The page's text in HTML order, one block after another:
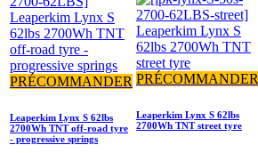
PRÉCOMMANDER
Leaperkim Lynx S 62lbs
2700Wh TNT off-road tyre
- progressive springs
PRÉCOMMANDER
Leaperkim Lynx S 62lbs
2700Wh TNT street tyre